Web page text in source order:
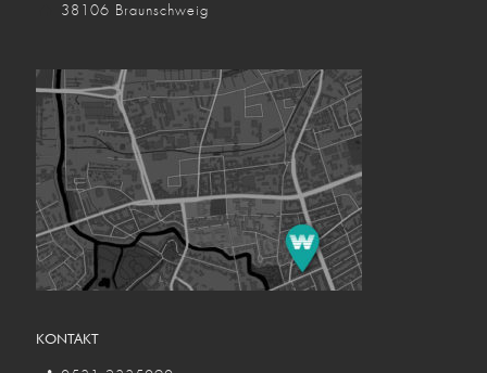
38106 Braunschweig
KONTAKT